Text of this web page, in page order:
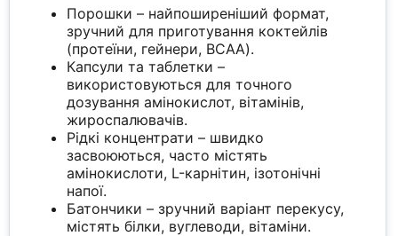
Порошки – найпоширеніший формат,
зручний для приготування коктейлів
(протеїни, гейнери, BCAA).
Капсули та таблетки –
використовуються для точного
дозування амінокислот, вітамінів,
жироспалювачів.
Рідкі концентрати – швидко
засвоюються, часто містять
амінокислоти, L-карнітин, ізотонічні
напої.
Батончики – зручний варіант перекусу,
містять білки, вуглеводи, вітаміни.